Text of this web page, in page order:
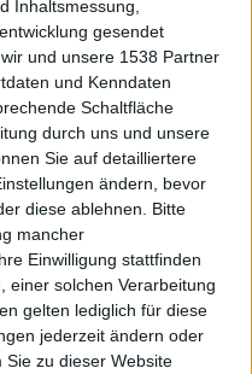
Inhaltsmessung,
gesendet
und unsere 1538 Partner
und Kenndaten
Schaltfläche
durch uns und unsere
Sie auf detailliertere
ändern, bevor
diese ablehnen. Bitte
mancher
Einwilligung stattfinden
einer solchen Verarbeitung
gelten lediglich für diese
jederzeit ändern oder
Sie zu dieser Website
eek
visiting
speaking
now and be
your score